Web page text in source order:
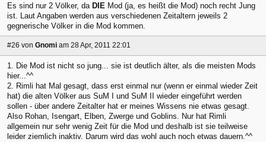
Es sind nur 2 Völker, da DIE Mod (ja, es heißt die Mod) noch recht Jung
ist. Laut Angaben werden aus verschiedenen Zeitaltern jeweils 2
gegnerische Völker in die Mod kommen.
#26 von Gnomi am 28 Apr, 2011 22:01
1. Die Mod ist nicht so jung... sie ist deutlich älter, als die meisten Mods
hier...^^
2. Rimli hat Mal gesagt, dass erst einmal nur (wenn er einmal wieder Zeit
hat) die alten Völker aus SuM I und SuM II wieder eingeführt werden
sollen - über andere Zeitalter hat er meines Wissens nie etwas gesagt.
Also Rohan, Isengart, Elben, Zwerge und Goblins. Nur hat Rimli
allgemein nur sehr wenig Zeit für die Mod und deshalb ist sie teilweise
leider ziemlich inaktiv. Darum wird das wohl auch noch etwas dauern.^^